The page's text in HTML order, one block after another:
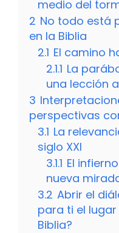
medio del
2 No todo está
en la Biblia
2.1 El camino
2.1.1 La
una lección
3
perspectivas
3.1 La
siglo XXI
3.1.1 El
nueva
3.2 Abrir el
para ti el
Biblia?